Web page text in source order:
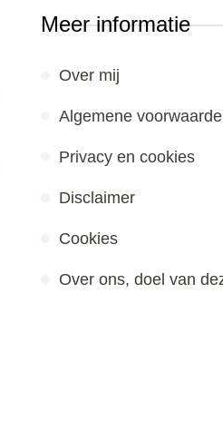
Meer informatie
Over mij
Algemene
Privacy en cookies
Disclaimer
Cookies
Over ons, doel van